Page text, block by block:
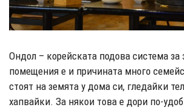
Ондол – корейската подова система за
помещения е и причината много
стоят на земята у дома си, гледайки
хапвайки. За някои това е дори по-